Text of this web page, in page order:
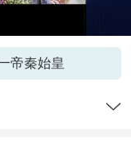
帝秦始皇